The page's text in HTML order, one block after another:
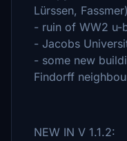
Lürssen, Fassmer)
- ruin of WW2 u-
- Jacobs
- some new
Findorff
NEW IN V 1.1.2: